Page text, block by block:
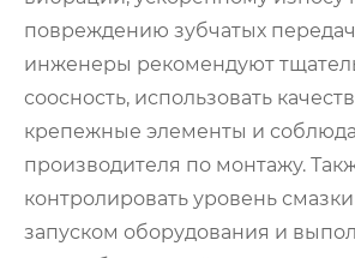
повреждению зубчатых
инженеры рекомендуют
соосность, использовать
крепежные элементы и
производителя по монтажу.
контролировать уровень
запуском оборудования и